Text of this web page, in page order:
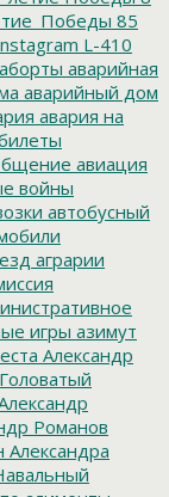
85
L-410
аборты аварийная
аварийный дом
авария на
авиация
войны
автобусный
аграрии
игры азимут
Александр
Романов
Александра